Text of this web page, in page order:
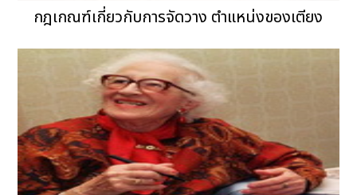
กฎเกณฑ์เกี่ยวกับการจัดวาง ตำแหน่งของเตียง